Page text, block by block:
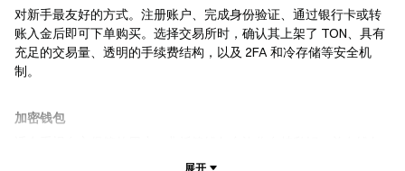
对新手最友好的方式。注册账户、完成身份验证、通过银行卡或转
账入金后即可下单购买。选择交易所时，确认其上架了 TON、具有
充足的交易量、透明的手续费结构，以及 2FA 和冷存储等安全机
制。
加密钱包
内直接兑换代币。部分钱包还支持法币入金，无需先经过交易所即